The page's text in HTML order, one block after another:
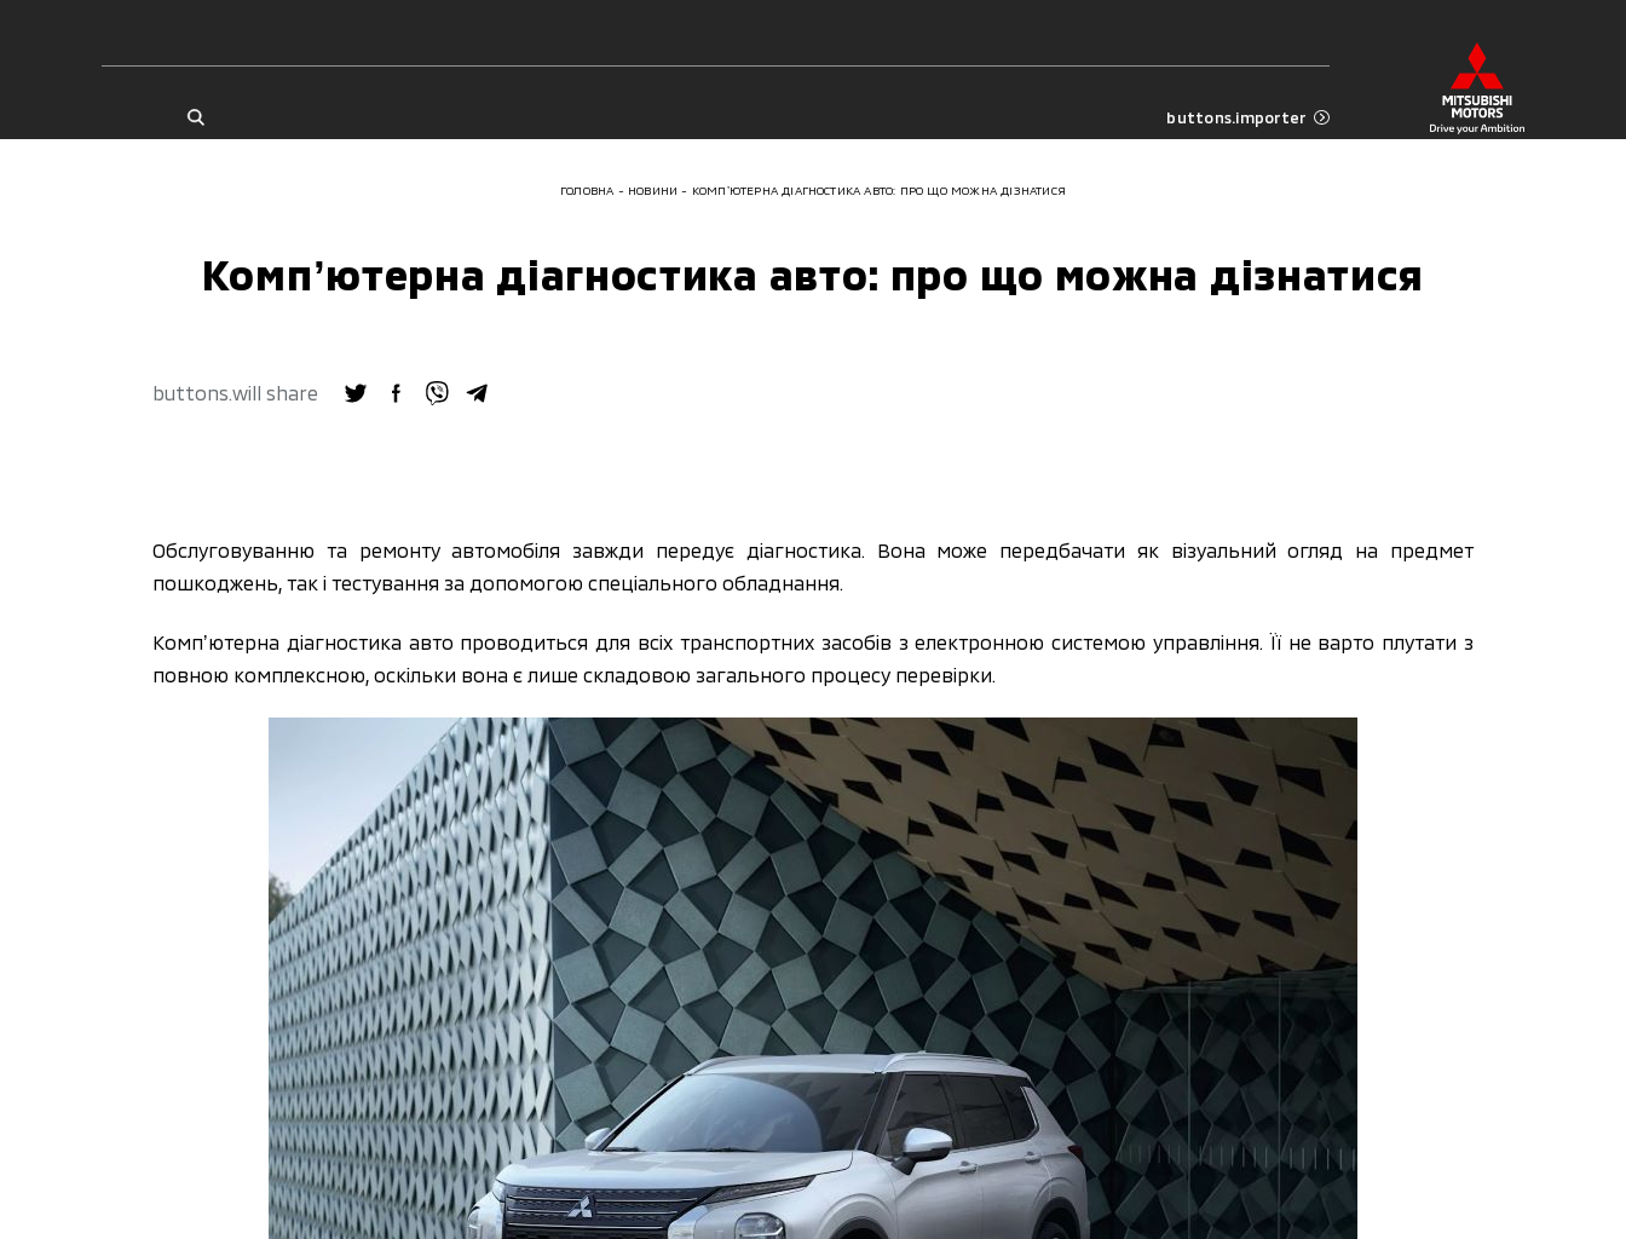
buttons.importer
ГОЛОВНА НОВИНИ КОМПʼЮТЕРНА ДІАГНОСТИКА АВТО: ПРО ЩО МОЖНА ДІЗНАТИСЯ
Компʼютерна діагностика авто: про що можна дізнатися
buttons.will share
Обслуговуванню та ремонту автомобіля завжди передує діагностика. Вона може передбачати як візуальний огляд на предмет
пошкоджень, так і тестування за допомогою спеціального обладнання.
Компʼютерна діагностика авто проводиться для всіх транспортних засобів з електронною системою управління. Її не варто плутати з
повною комплексною, оскільки вона є лише складовою загального процесу перевірки.